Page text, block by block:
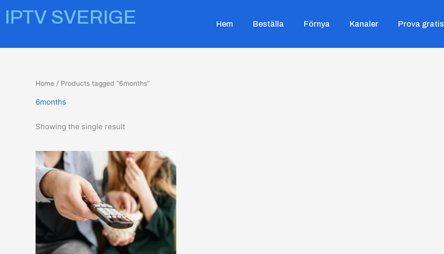
IPTV SVERIGE Hem Beställa Förnya Kanaler Prova gratis
Home / Products tagged “6months”
6months
Showing the single result